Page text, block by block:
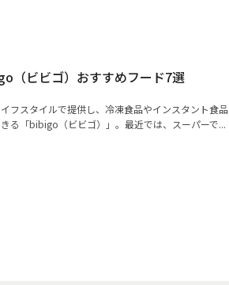
ビビゴ）おすすめフード7選
フスタイルで提供し、冷凍食品やインスタント食品
る「bibigo（ビビゴ）」。最近では、スーパーで...